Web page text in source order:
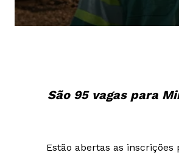
São 95 vagas para
Estão abertas as